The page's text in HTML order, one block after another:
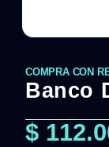
COMPRA CON
Banco
$